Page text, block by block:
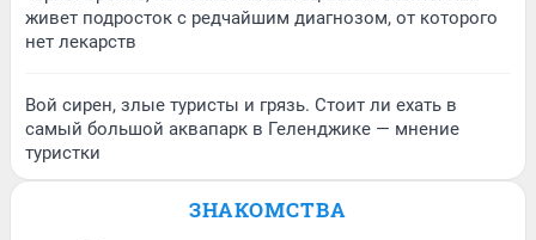
живет подросток с редчайшим диагнозом, от которого
нет лекарств
Вой сирен, злые туристы и грязь. Стоит ли ехать в
самый большой аквапарк в Геленджике — мнение
туристки
ЗНАКОМСТВА